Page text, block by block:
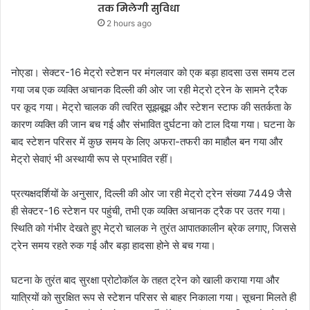
तक मिलेगी सुविधा
2 hours ago
नोएडा। सेक्टर-16 मेट्रो स्टेशन पर मंगलवार को एक बड़ा हादसा उस समय टल
गया जब एक व्यक्ति अचानक दिल्ली की ओर जा रही मेट्रो ट्रेन के सामने ट्रैक
पर कूद गया। मेट्रो चालक की त्वरित सूझबूझ और स्टेशन स्टाफ की सतर्कता के
कारण व्यक्ति की जान बच गई और संभावित दुर्घटना को टाल दिया गया। घटना के
बाद स्टेशन परिसर में कुछ समय के लिए अफरा-तफरी का माहौल बन गया और
मेट्रो सेवाएं भी अस्थायी रूप से प्रभावित रहीं।
प्रत्यक्षदर्शियों के अनुसार, दिल्ली की ओर जा रही मेट्रो ट्रेन संख्या 7449 जैसे
ही सेक्टर-16 स्टेशन पर पहुंची, तभी एक व्यक्ति अचानक ट्रैक पर उतर गया।
स्थिति को गंभीर देखते हुए मेट्रो चालक ने तुरंत आपातकालीन ब्रेक लगाए, जिससे
ट्रेन समय रहते रुक गई और बड़ा हादसा होने से बच गया।
घटना के तुरंत बाद सुरक्षा प्रोटोकॉल के तहत ट्रेन को खाली कराया गया और
यात्रियों को सुरक्षित रूप से स्टेशन परिसर से बाहर निकाला गया। सूचना मिलते ही